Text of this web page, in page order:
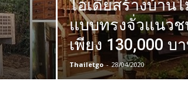
ไอเดียสร้างบ้าน
แบบทรงจั่วแนว
เพียง 130,000 บ
Thailetgo - 28/04/2020